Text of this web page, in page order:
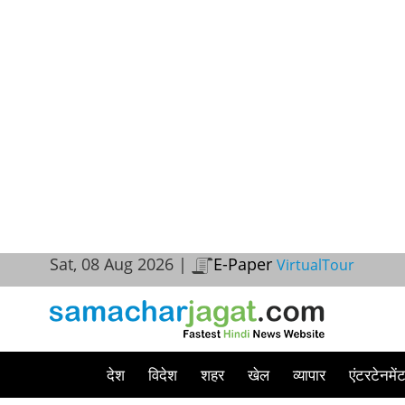
Sat, 08 Aug 2026 | E-Paper VirtualTour
देश विदेश शहर खेल व्यापार एंटरटेनमेंट